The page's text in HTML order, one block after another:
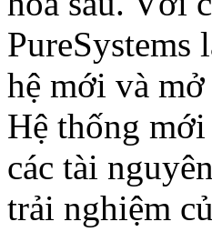
PureSystems
hệ mới và
Hệ thống
các tài
trải nghiệm